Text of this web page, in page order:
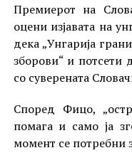
Премиерот на
оцени изјавата на
дека „Унгарија
зборови“ и потсети
со суверената
Според Фицо,
помага и само ја
момент се потребни